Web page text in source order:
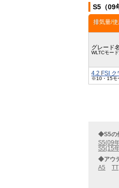
S5（09
排気量/
グレード名
WLTCモー
4.2 FSI ク
※10・15モ
◆S5の
S5(09
S5(15
◆アウ
A5
TT